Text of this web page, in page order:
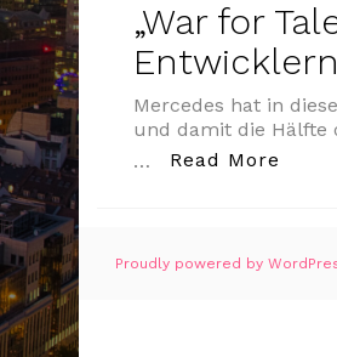
„War for
Entwicklern
Mercedes hat in
und damit die Hälfte
…
Read More
Proudly powered by